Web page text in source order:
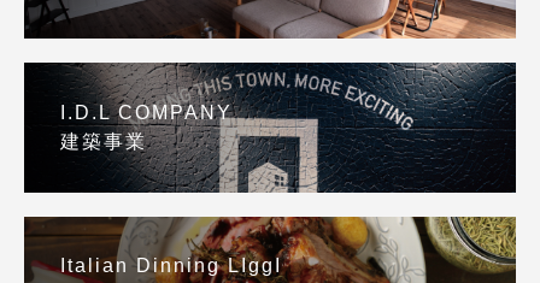
I.D.L COMPANY
建築事業
Italian Dinning LIggI